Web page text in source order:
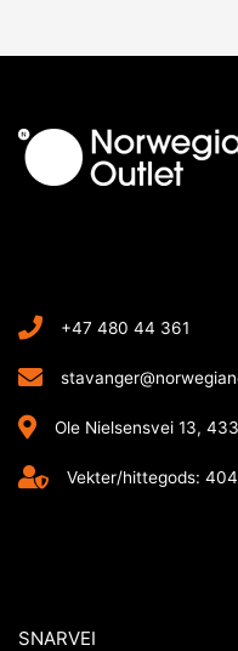
+47 480 44 361
Ole Nielsensvei 13,
Vekter/hittegods:
SNARVEI